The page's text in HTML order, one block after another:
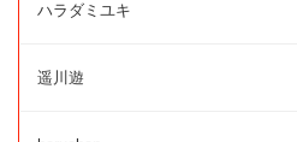
ハラダミユキ
遥川遊